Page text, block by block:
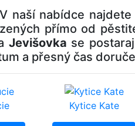
naší nabídce
přímo od
Jevišovka se
a přesný čas
Kytice Kate